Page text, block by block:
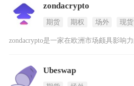
zondacrypto
期货 期权 场外 现货
Ubeswap